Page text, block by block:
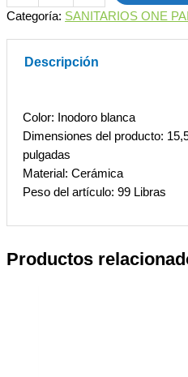
Categoría: SANITARIOS ONE
Descripción
Color: Inodoro blanca
Dimensiones del producto:
pulgadas
Material: Cerámica
Peso del artículo: 99 Libras
Productos